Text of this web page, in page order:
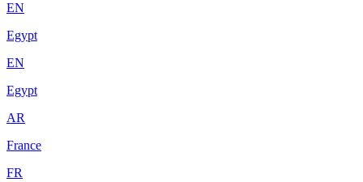
EN
Egypt
EN
Egypt
AR
France
FR